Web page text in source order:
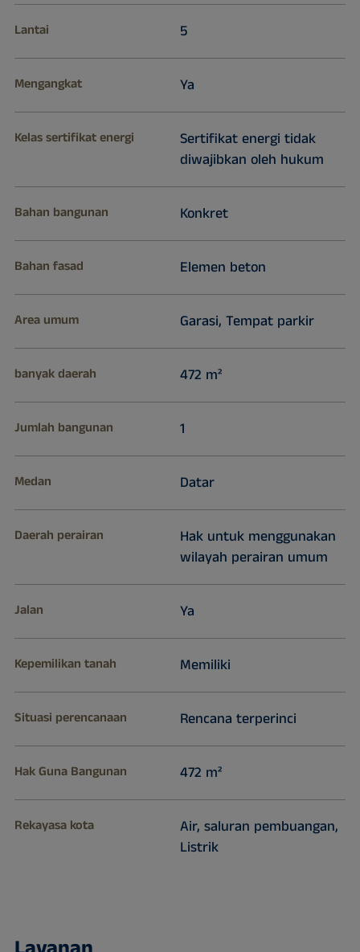
Lantai 5
Mengangkat Ya
Kelas sertifikat energi
Sertifikat energi tidak
diwajibkan oleh hukum
Bahan bangunan Konkret
Bahan fasad Elemen beton
Area umum Garasi, Tempat parkir
banyak daerah 472 m²
Jumlah bangunan 1
Medan Datar
Daerah perairan
Hak untuk menggunakan
wilayah perairan umum
Jalan Ya
Kepemilikan tanah Memiliki
Situasi perencanaan Rencana terperinci
Hak Guna Bangunan 472 m²
Rekayasa kota
Air, saluran pembuangan,
Listrik